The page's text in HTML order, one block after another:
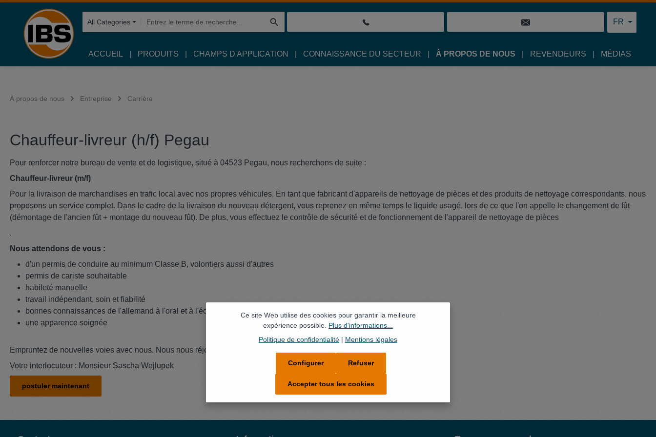
Passer à la navigation principale
All Categories FR
ACCUEIL PRODUITS CHAMPS D'APPLICATION CONNAISSANCE DU SECTEUR À PROPOS DE NOUS REVENDEURS MÉDIAS
À propos de nous Entreprise Carrière
Chauffeur-livreur (h/f) Pegau
Pour renforcer notre bureau de vente et de logistique, situé à 04523 Pegau, nous recherchons de suite :
Chauffeur-livreur (m/f)
Pour la livraison de marchandises en trafic local avec nos propres véhicules. En tant que fabricant d'appareils de nettoyage de pièces et des produits de nettoyage correspondants, nous
proposons un service complet. Dans le cadre de la livraison du nouveau détergent, vous reprenez en même temps le liquide usagé, lors de ce que l'on appelle le changement de fût
(démontage de l'ancien fût + montage du nouveau fût). De plus, vous effectuez le contrôle de sécurité et de fonctionnement de l'appareil de nettoyage de pièces
.
Nous attendons de vous :
d'un permis de conduire au minimum Classe B, volontiers aussi d'autres
permis de cariste souhaitable
habileté manuelle
travail indépendant, soin et fiabilité
bonnes connaissances de l'allemand à l'oral et à l'écrit
une apparence soignée
Empruntez de nouvelles voies avec nous. Nous nous réjouissons de votre candidature !
Votre interlocuteur : Monsieur Sascha Wejlupek
postuler maintenant
Ce site Web utilise des cookies pour garantir la meilleure
expérience possible. Plus d'informations...
Politique de confidentialité | Mentions légales
Refuser
Configurer
Accepter tous les cookies